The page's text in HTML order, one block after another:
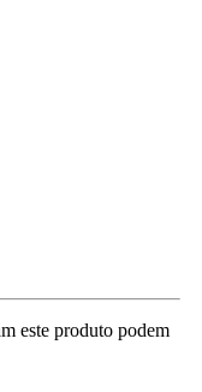
este produto podem